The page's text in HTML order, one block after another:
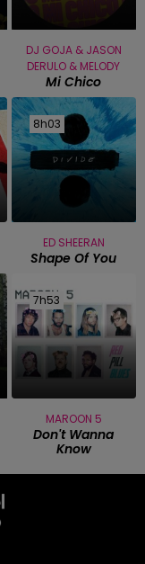
DJ GOJA & JASON
DERULO & MELODY
Mi Chico
8h03
8h03
ED SHEERAN
Shape Of You
7h53
7h53
MAROON 5
Don't Wanna
Know